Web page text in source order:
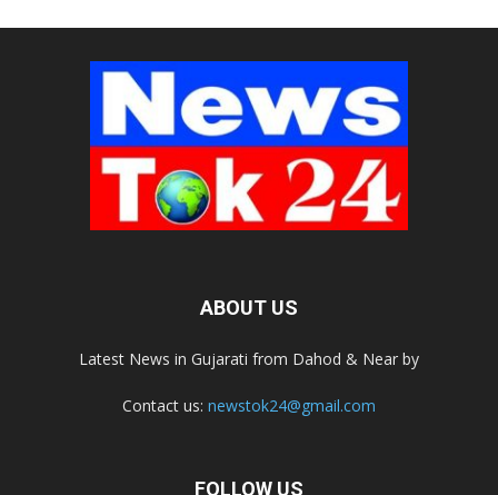
ABOUT US
Latest News in Gujarati from Dahod & Near by
Contact us: newstok24@gmail.com
FOLLOW US